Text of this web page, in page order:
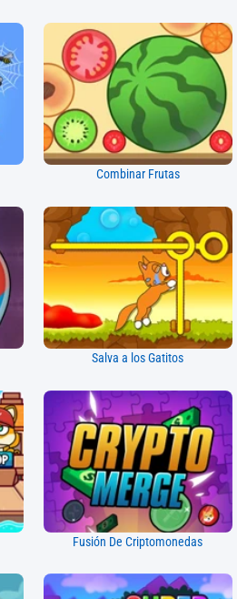
Combinar Frutas
Salva a los Gatitos
Fusión De Criptomonedas